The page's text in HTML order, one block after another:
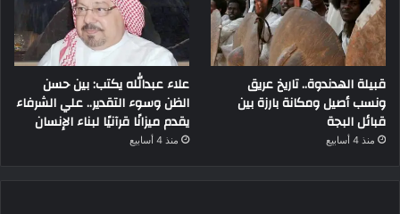
قبيلة الهدندوة.. تاريخ عريق
ونسب أصيل ومكانة بارزة بين
قبائل البجة
منذ 4 أسابيع
علاء عبدالله يكتب: بين حسن
الظن وسوء التقدير.. علي الشرفاء
يقدم ميزانًا قرآنيًا لبناء الإنسان
منذ 4 أسابيع